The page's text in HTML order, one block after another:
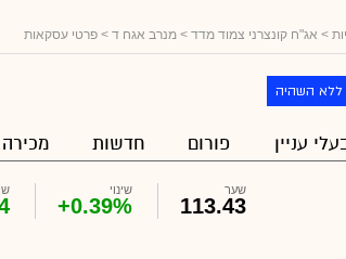
> אג"ח קונצרני צמוד מדד > מנרב אגח ד > פרטי עסקאות
ללא השהיה
עניין פורום חדשות
שער
113.43
שינוי
+0.39%